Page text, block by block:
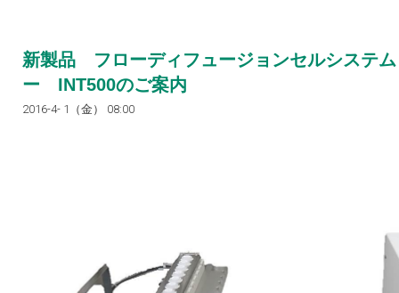
新製品 フローディフュージョンセルシステ
ー INT500のご案内
2016-4- 1（金） 08:00